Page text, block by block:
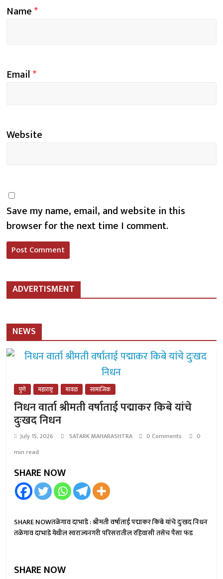
Name*
Email*
Website
Save my name, email, and website in this
browser for the next time I comment.
ADVERTISMENT
NEWS
पुणे महाराष्ट्र मावळ सामाजिक
निधन वार्ता श्रीमती वर्षाताई पद्माकर किबे यांचे
दुःखद निधन
July 15, 2026 SATARK MAHARASHTRA 0 Comments
0
min read
SHARE NOW
SHARE NOWतळेगाव दाभाडे : श्रीमती वर्षाताई पद्माकर किबे यांचे दुःखद निधन
तळेगाव दाभाडे येथील स्वराज्यनगरी परिसरातील रहिवासी तसेच पैसा फंड
SHARE NOW